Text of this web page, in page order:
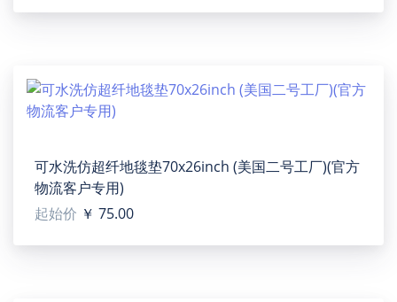
内的属于正常现象。
温馨提示：
该图片展示效果仅供参考，最终效果以实物为准！由于
在微小色差、位置及大小等误差，如遇以上问题均属于
正常现象，将不予纳入售后处理范畴。
可水洗仿超纤地毯垫70x26inch (美国二号工厂)(官方
物流客户专用)
起始价 ￥ 75.00